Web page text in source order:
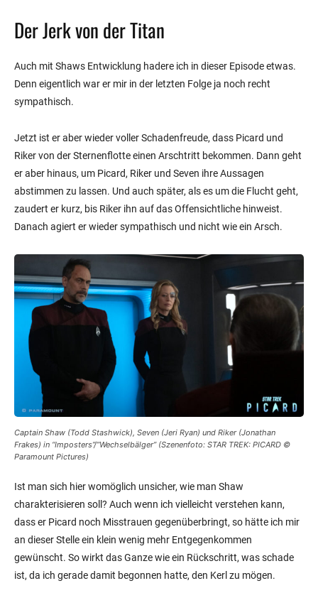
Der Jerk von der Titan
Auch mit Shaws Entwicklung hadere ich in dieser Episode etwas.
Denn eigentlich war er mir in der letzten Folge ja noch recht
sympathisch.
Jetzt ist er aber wieder voller Schadenfreude, dass Picard und
Riker von der Sternenflotte einen Arschtritt bekommen. Dann geht
er aber hinaus, um Picard, Riker und Seven ihre Aussagen
abstimmen zu lassen. Und auch später, als es um die Flucht geht,
zaudert er kurz, bis Riker ihn auf das Offensichtliche hinweist.
Danach agiert er wieder sympathisch und nicht wie ein Arsch.
Captain Shaw (Todd Stashwick), Seven (Jeri Ryan) und Riker (Jonathan
Frakes) in “Imposters”/”Wechselbälger” (Szenenfoto: STAR TREK: PICARD ©
Paramount Pictures)
Ist man sich hier womöglich unsicher, wie man Shaw
charakterisieren soll? Auch wenn ich vielleicht verstehen kann,
dass er Picard noch Misstrauen gegenüberbringt, so hätte ich mir
an dieser Stelle ein klein wenig mehr Entgegenkommen
gewünscht. So wirkt das Ganze wie ein Rückschritt, was schade
ist, da ich gerade damit begonnen hatte, den Kerl zu mögen.